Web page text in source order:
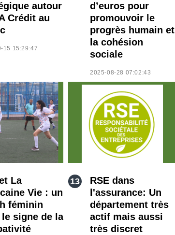
autour
Crédit au
15 15:29:47
d’euros pour
promouvoir le
progrès humain et
la cohésion
sociale
2025-08-28 07:02:43
La
Vie : un
féminin
signe de la
RSE dans
l'assurance: Un
département très
actif mais aussi
très discret